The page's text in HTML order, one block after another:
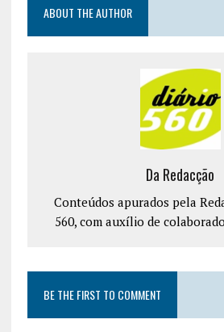
ABOUT THE AUTHOR
Da Redacção
Conteúdos apurados pela
560, com auxílio de
BE THE FIRST TO COMMENT